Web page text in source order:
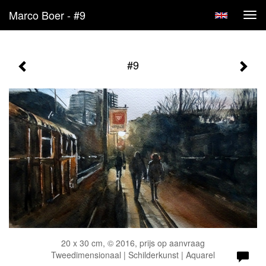
Marco Boer - #9
#9
20 x 30 cm, © 2016, prijs op aanvraag
Tweedimensionaal | Schilderkunst | Aquarel